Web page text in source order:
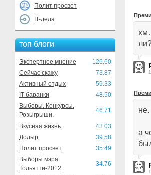
Полит просвет
IT-дела
топ блоги
Экспертное мнение
126.60
Сейчас скажу
73.87
Активный отдых
59.33
IT-баранки
48.50
Выборы. Конкурсы.
Розыгрыши.
46.71
Вкусная жизнь
43.03
Додыр
39.58
Полит просвет
35.49
Выборы мэра
Тольятти-2012
34.76
а